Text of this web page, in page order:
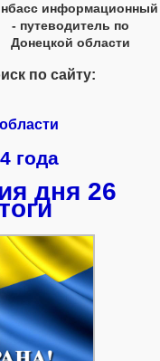
информационный
- путеводитель по
Донецкой области
по сайту:
года
дня 26